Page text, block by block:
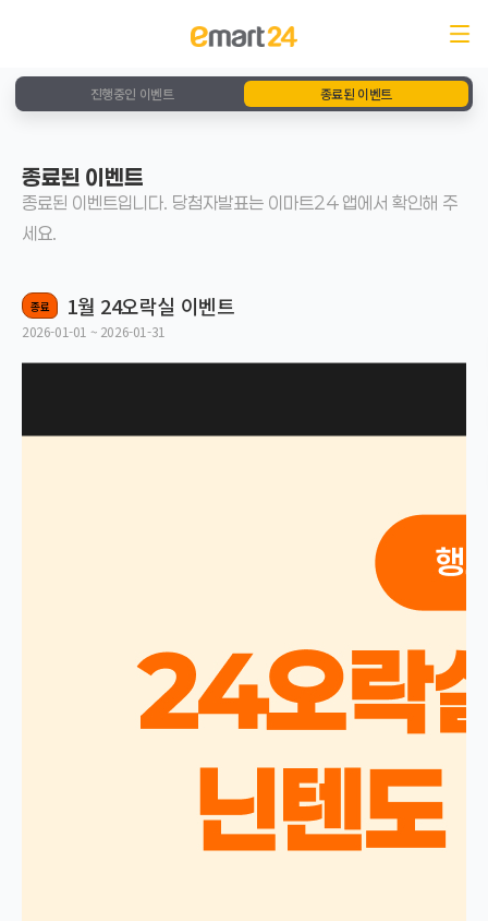
진행중인 이벤트 종료된 이벤트
종료된 이벤트
종료된 이벤트입니다. 당첨자발표는 이마트24 앱에서 확인해 주
세요.
종료 1월 24오락실 이벤트
2026-01-01 ~ 2026-01-31